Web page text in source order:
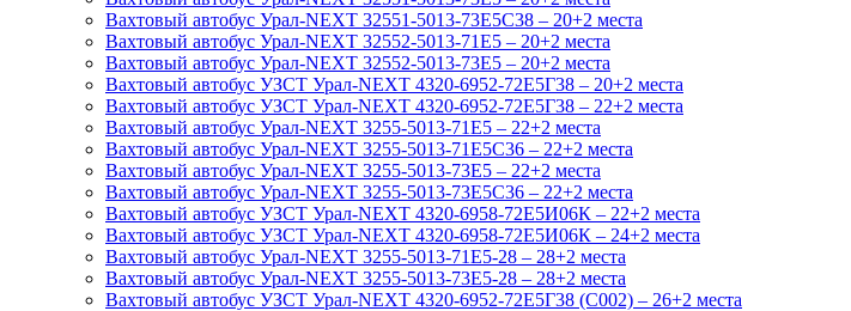
Вахтовый автобус Урал-NEXT 32551-5013-73Е5С38 – 20+2 места
Вахтовый автобус Урал-NEXT 32552-5013-71Е5 – 20+2 места
Вахтовый автобус Урал-NEXT 32552-5013-73Е5 – 20+2 места
Вахтовый автобус УЗСТ Урал-NEXT 4320-6952-72Е5Г38 – 20+2 места
Вахтовый автобус УЗСТ Урал-NEXT 4320-6952-72Е5Г38 – 22+2 места
Вахтовый автобус Урал-NEXT 3255-5013-71Е5 – 22+2 места
Вахтовый автобус Урал-NEXT 3255-5013-71Е5С36 – 22+2 места
Вахтовый автобус Урал-NEXT 3255-5013-73Е5 – 22+2 места
Вахтовый автобус Урал-NEXT 3255-5013-73Е5C36 – 22+2 места
Вахтовый автобус УЗСТ Урал-NEXT 4320-6958-72Е5И06К – 22+2 места
Вахтовый автобус УЗСТ Урал-NEXT 4320-6958-72Е5И06К – 24+2 места
Вахтовый автобус Урал-NEXT 3255-5013-71Е5-28 – 28+2 места
Вахтовый автобус Урал-NEXT 3255-5013-73Е5-28 – 28+2 места
Вахтовый автобус УЗСТ Урал-NEXT 4320-6952-72Е5Г38 (C002) – 26+2 места